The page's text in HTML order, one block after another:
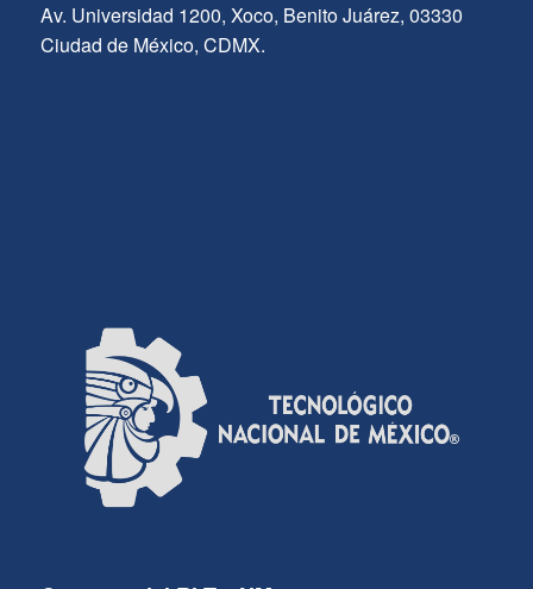
Av. Universidad 1200, Xoco, Benito Juárez, 03330
Ciudad de México, CDMX.